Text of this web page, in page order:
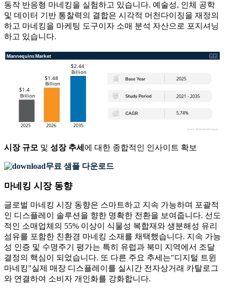
동작 반응형 마네킹을 실험하고 있습니다. 예술성, 인체 공학
및 데이터 기반 통찰력의 결합은 시각적 머천다이징을 재정의
하고 마네킹을 마케팅 도구이자 소매 분석 자산으로 포지셔닝
하고 있습니다.
시장 규모 및 성장 추세 에 대한 종합적인 인사이트 확보
무료 샘플 다운로드
마네킹 시장 동향
글로벌 마네킹 시장 동향은 스마트하고 지속 가능하며 포괄적
인 디스플레이 솔루션을 향한 명확한 전환을 보여줍니다. 선도
적인 소매업체의 55% 이상이 식물성 복합재와 생분해성 유리
섬유를 포함한 친환경 마네킹 소재를 채택했습니다. 지속 가능
성 인증 및 수명주기 평가는 특히 유럽과 북미 지역에서 조달
결정의 핵심이 되었습니다. 또 다른 주요 추세는"디지털 트윈
마네킹"실제 매장 디스플레이를 실시간 전자상거래 카탈로그
와 연결하여 소비자 개인화를 강화합니다.